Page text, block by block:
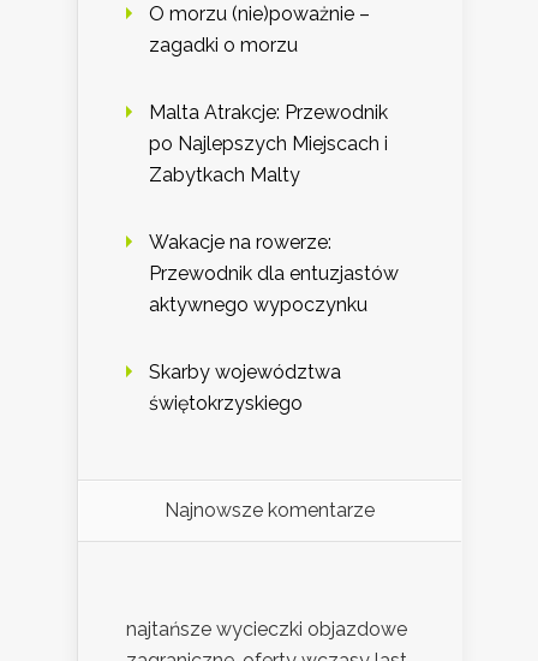
O morzu (nie)poważnie –
zagadki o morzu
Malta Atrakcje: Przewodnik
po Najlepszych Miejscach i
Zabytkach Malty
Wakacje na rowerze:
Przewodnik dla entuzjastów
aktywnego wypoczynku
Skarby województwa
świętokrzyskiego
Najnowsze komentarze
najtańsze wycieczki objazdowe